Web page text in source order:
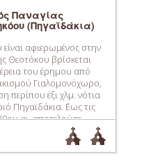
Παναγίας
(Πηγαϊδάκια)
αφιερωμένος στην
Θεοτόκου βρίσκεται
του έρημου από
Γιαλομονόχωρο,
περίπου έξι χλμ. νότια
Πηγαϊδάκια. ΄Εως τις
αι. αποτελούσε
του
της Μονής
κτήρια του οποίου